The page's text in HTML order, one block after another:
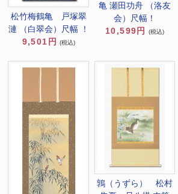
松竹梅鶴亀 戸塚翠
漣 （白翠会）尺幅 ！
9,501円
(税込)
亀 瀬田功舟 （洛友
会）尺幅！
10,599円
(税込)
鶉（うずら） 松村